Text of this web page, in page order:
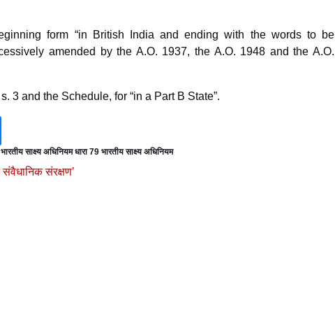
form “in British India and ending with the words to be
amended by the A.O. 1937, the A.O. 1948 and the A.O.
3 and the Schedule, for “in a Part B State”.
साक्ष्य अधिनियम धारा 79 भारतीय साक्ष्य अधिनियम